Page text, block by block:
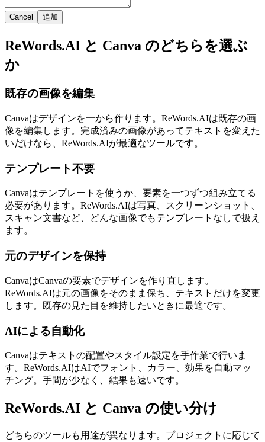
Cancel 追加
ReWords.AI と Canva のどちらを選ぶ
か
既存の画像を編集
Canvaはデザインを一から作ります。ReWords.AIは既存の画
像を編集します。完成済みの画像があってテキストを変えた
いだけなら、ReWords.AIが最適なツールです。
テンプレート不要
Canvaはテンプレートを使うか、要素を一つずつ組み立てる
必要があります。ReWords.AIは写真、スクリーンショット、
スキャン文書など、どんな画像でもテンプレートなしで扱え
ます。
元のデザインを保持
CanvaはCanvaの要素でデザインを作り直します。
ReWords.AIは元の画像をそのまま保ち、テキストだけを変更
します。既存の見た目を維持したいときに最適です。
AIによる自動化
Canvaはテキストの配置やスタイル設定を手作業で行いま
す。ReWords.AIはAIでフォント、カラー、効果を自動マッ
チング。手間が少なく、結果も速いです。
ReWords.AI と Canva の使い分け
どちらのツールも用途が異なります。プロジェクトに応じて